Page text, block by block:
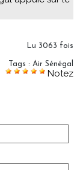
Lu 3063 fois
Tags : Air Sénégal
Notez